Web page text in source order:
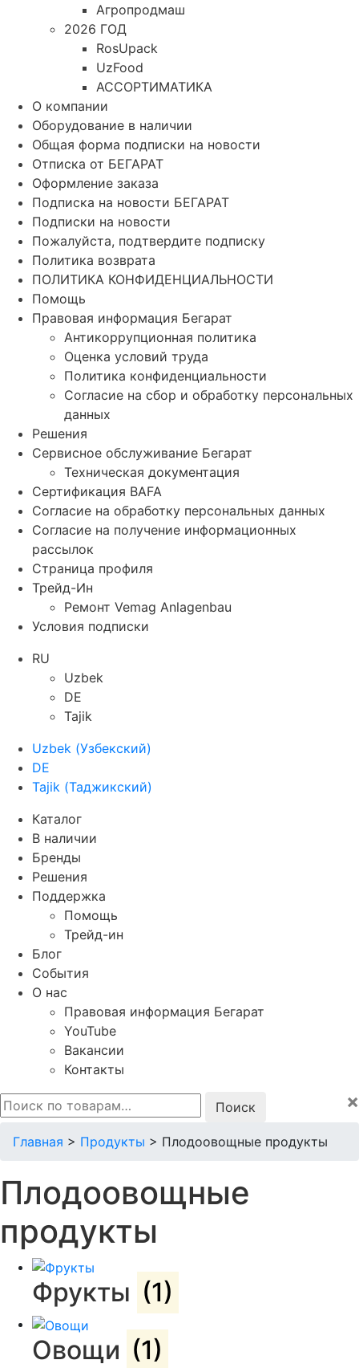
Агропродмаш
2026 ГОД
RosUpack
UzFood
АССОРТИМАТИКА
О компании
Оборудование в наличии
Общая форма подписки на новости
Отписка от БЕГАРАТ
Оформление заказа
Подписка на новости БЕГАРАТ
Подписки на новости
Пожалуйста, подтвердите подписку
Политика возврата
ПОЛИТИКА КОНФИДЕНЦИАЛЬНОСТИ
Помощь
Правовая информация Бегарат
Антикоррупционная политика
Оценка условий труда
Политика конфиденциальности
Согласие на сбор и обработку персональных
данных
Решения
Сервисное обслуживание Бегарат
Техническая документация
Сертификация BAFA
Согласие на обработку персональных данных
Согласие на получение информационных
рассылок
Страница профиля
Трейд-Ин
Ремонт Vemag Anlagenbau
Условия подписки
RU
Uzbek
DE
Tajik
Uzbek (Узбекский)
DE
Tajik (Таджикский)
Каталог
В наличии
Бренды
Решения
Поддержка
Помощь
Трейд-ин
Блог
События
О нас
Правовая информация Бегарат
YouTube
Вакансии
Контакты
Искать:
×
Главная > Продукты > Плодоовощные продукты
Плодоовощные
продукты
Фрукты (1)
Овощи (1)